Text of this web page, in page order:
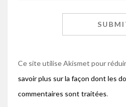
Ce site utilise Akismet pour
savoir plus sur la façon dont les
commentaires sont traitées.